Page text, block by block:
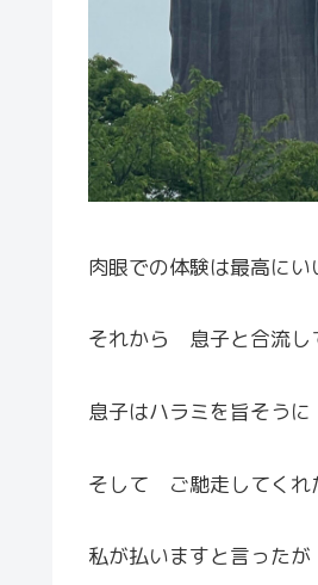
肉眼での体験は最高に
それから 息子と合流
息子はハラミを旨そう
そして ご馳走してくれ
私が払いますと言った